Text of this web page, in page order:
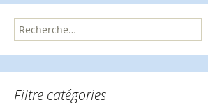
R
e
c
h
r
Filtre catégories